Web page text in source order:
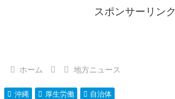
スポンサーリンク
ホーム 地方ニュース
沖縄 厚生労働 自治体